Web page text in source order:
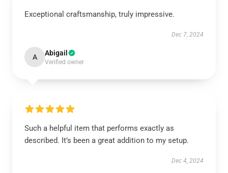
Exceptional craftsmanship, truly impressive.
Dec 7, 2024
A Abigail
Verified owner
Such a helpful item that performs exactly as
described. It’s been a great addition to my setup.
Dec 4, 2024